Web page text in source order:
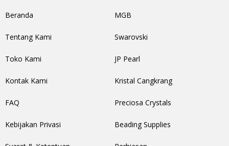
Beranda
Tentang Kami
Toko Kami
Kontak Kami
FAQ
Kebijakan Privasi
MGB
Swarovski
JP Pearl
Kristal Cangkrang
Preciosa Crystals
Beading Supplies